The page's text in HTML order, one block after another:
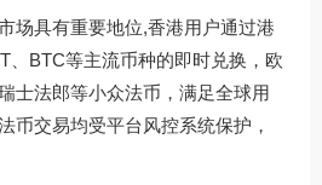
场具有重要地位,香港用户通过港
、BTC等主流币种的即时兑换，欧
士法郎等小众法币，满足全球用
币交易均受平台风控系统保护，